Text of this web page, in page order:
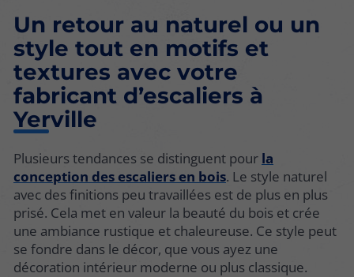
Un retour au naturel ou un
style tout en motifs et
textures avec votre
fabricant d’escaliers à
Yerville
Plusieurs tendances se distinguent pour la
conception des escaliers en bois. Le style naturel
avec des finitions peu travaillées est de plus en plus
prisé. Cela met en valeur la beauté du bois et crée
une ambiance rustique et chaleureuse. Ce style peut
se fondre dans le décor, que vous ayez une
décoration intérieur moderne ou plus classique.